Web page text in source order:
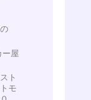
ー屋
ト
モ